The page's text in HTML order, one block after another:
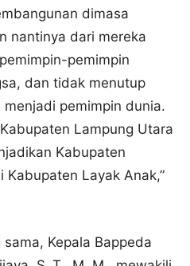
dimasa
nantinya dari mereka
pemimpin
dan tidak menutup
pemimpin dunia.
Lampung Utara
Kabupaten
Layak Anak,”
Kepala Bappeda